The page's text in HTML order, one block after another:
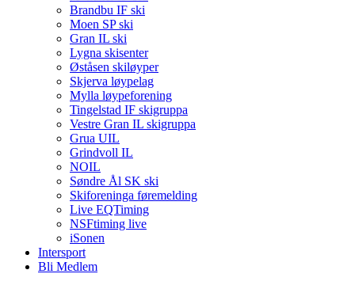
Brandbu IF ski
Moen SP ski
Gran IL ski
Lygna skisenter
Øståsen skiløyper
Skjerva løypelag
Mylla løypeforening
Tingelstad IF skigruppa
Vestre Gran IL skigruppa
Grua UIL
Grindvoll IL
NOIL
Søndre Ål SK ski
Skiforeninga føremelding
Live EQTiming
NSFtiming live
iSonen
Intersport
Bli Medlem